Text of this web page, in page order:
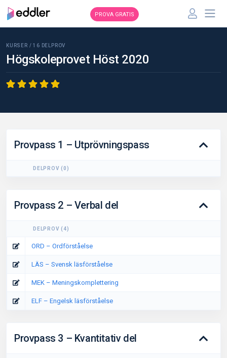
PROVA GRATIS
KURSER /16 DELPROV
Högskoleprovet Höst 2020
Provpass 1 – Utprövningspass
DELPROV (0)
Provpass 2 – Verbal del
DELPROV (4)
ORD – Ordförståelse
LÄS – Svensk läsförståelse
MEK – Meningskomplettering
ELF – Engelsk läsförståelse
Provpass 3 – Kvantitativ del